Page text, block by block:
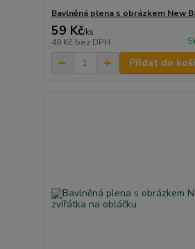
Bavlněná plena s obrázkem New
59 Kč/ks
49 Kč bez DPH
Přidat do